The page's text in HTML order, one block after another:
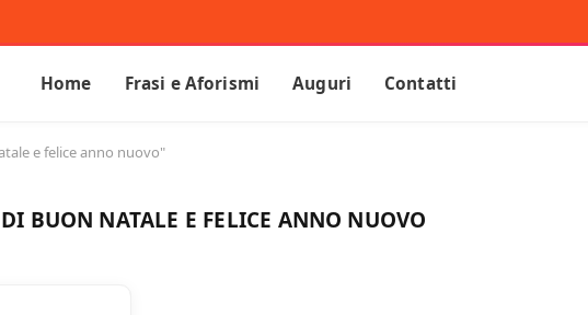
Home Frasi e Aforismi Auguri Contatti
e felice anno nuovo"
BUON NATALE E FELICE ANNO NUOVO